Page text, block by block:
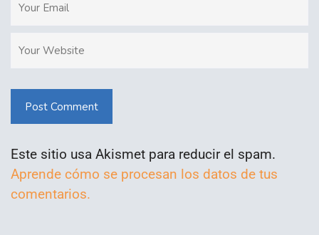
Post Comment
Este sitio usa Akismet para reducir el spam.
Aprende cómo se procesan los datos de tus
comentarios.